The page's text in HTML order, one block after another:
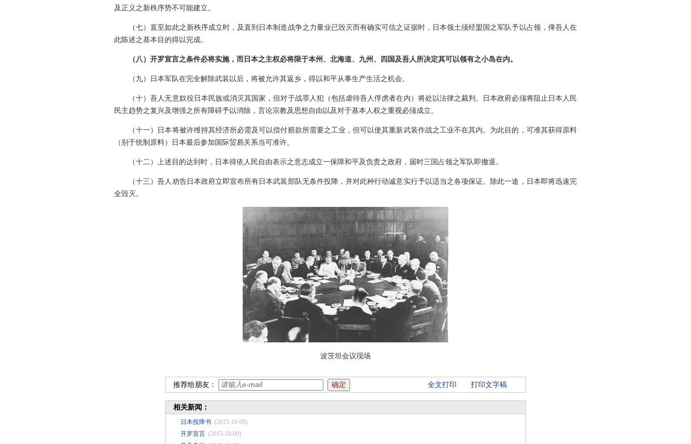
及正义之新秩序势不可能建立。
（七）直至如此之新秩序成立时，及直到日本制造战争之力量业已毁灭而有确实可信之证据时，日本领土须经盟国之军队予以占领，俾吾人在
此陈述之基本目的得以完成。
（八）开罗宣言之条件必将实施，而日本之主权必将限于本州、北海道、九州、四国及吾人所决定其可以领有之小岛在内。
（九）日本军队在完全解除武装以后，将被允许其返乡，得以和平从事生产生活之机会。
（十）吾人无意奴役日本民族或消灭其国家，但对于战罪人犯（包括虐待吾人俘虏者在内）将处以法律之裁判。日本政府必须将阻止日本人民
民主趋势之复兴及增强之所有障碍予以消除，言论宗教及思想自由以及对于基本人权之重视必须成立。
（十一）日本将被许维持其经济所必需及可以偿付赔款所需要之工业，但可以使其重新武装作战之工业不在其内。为此目的，可准其获得原料
（别于统制原料）日本最后参加国际贸易关系当可准许。
（十二）上述目的达到时，日本得依人民自由表示之意志成立一保障和平及负责之政府，届时三国占领之军队即撤退。
（十三）吾人劝告日本政府立即宣布所有日本武装部队无条件投降，并对此种行动诚意实行予以适当之各项保证。除此一途，日本即将迅速完
全毁灭。
波茨坦会议现场
推荐给朋友： 全文打印 打印文字稿
相关新闻：
日本投降书 (2015-10-09)
开罗宣言 (2015-10-09)